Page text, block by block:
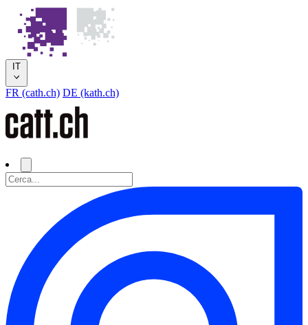
IT
FR (cath.ch) DE (kath.ch)